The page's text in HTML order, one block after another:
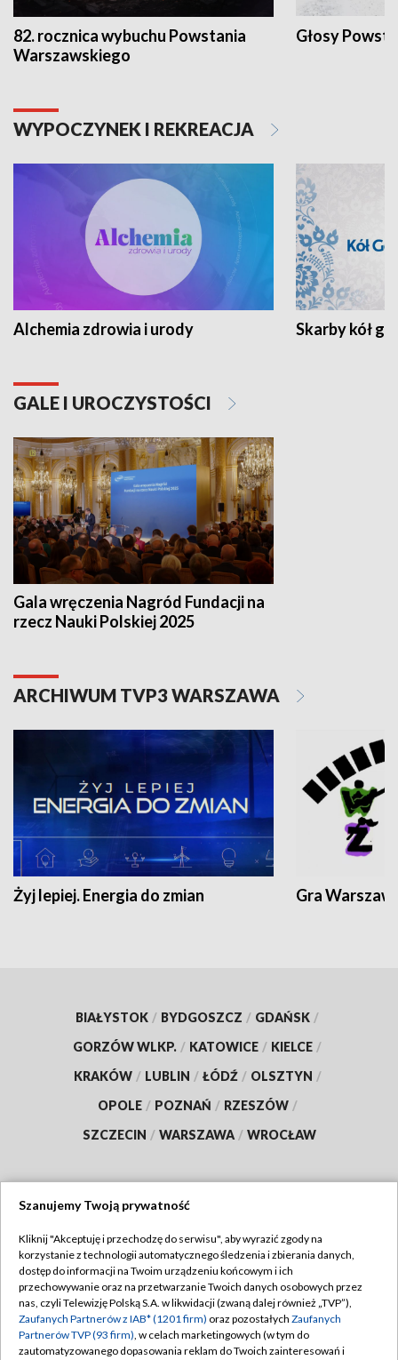
82. rocznica wybuchu Powstania
Warszawskiego
Głosy
WYPOCZYNEK I REKREACJA
Alchemia zdrowia i urody Skarby kół
GALE I UROCZYSTOŚCI
Gala wręczenia Nagród Fundacji na
rzecz Nauki Polskiej 2025
ARCHIWUM TVP3 WARSZAWA
Żyj lepiej. Energia do zmian Gra
BIAŁYSTOK / BYDGOSZCZ / GDAŃSK /
GORZÓW WLKP. / KATOWICE / KIELCE /
KRAKÓW / LUBLIN / ŁÓDŹ / OLSZTYN /
OPOLE / POZNAŃ / RZESZÓW /
SZCZECIN / WARSZAWA / WROCŁAW
TVP
Abonament TVP
Emisja w TVP
Centrum informacji TVP
Regulamin TVP
Polityka prywatności
Moje zgody
Szanujemy Twoją prywatność
Kliknij "Akceptuję i przechodzę do serwisu", aby wyrazić zgody na
korzystanie z technologii automatycznego śledzenia i zbierania danych,
dostęp do informacji na Twoim urządzeniu końcowym i ich
przechowywanie oraz na przetwarzanie Twoich danych osobowych przez
nas, czyli Telewizję Polską S.A. w likwidacji (zwaną dalej również „TVP”),
Zaufanych Partnerów z IAB* (1201 firm) oraz pozostałych Zaufanych
Partnerów TVP (93 firm), w celach marketingowych (w tym do
zautomatyzowanego dopasowania reklam do Twoich zainteresowań i